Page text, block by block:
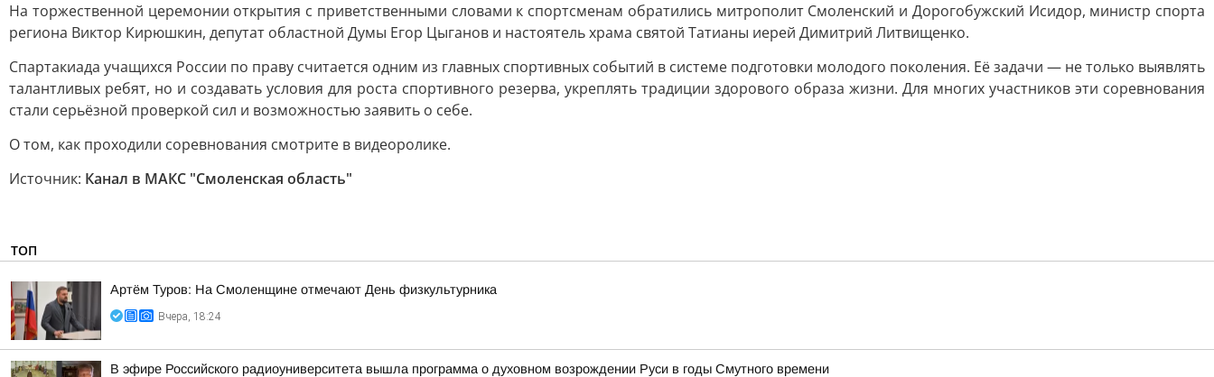
На торжественной церемонии открытия с приветственными словами к спортсменам обратились митрополит Смоленский и Дорогобужский Исидор, министр спорта
региона Виктор Кирюшкин, депутат областной Думы Егор Цыганов и настоятель храма святой Татианы иерей Димитрий Литвищенко.
Спартакиада учащихся России по праву считается одним из главных спортивных событий в системе подготовки молодого поколения. Её задачи — не только выявлять
талантливых ребят, но и создавать условия для роста спортивного резерва, укреплять традиции здорового образа жизни. Для многих участников эти соревнования
стали серьёзной проверкой сил и возможностью заявить о себе.
О том, как проходили соревнования смотрите в видеоролике.
Источник: Канал в МАКС "Смоленская область"
ТОП
Артём Туров: На Смоленщине отмечают День физкультурника
Вчера, 18:24
В эфире Российского радиоуниверситета вышла программа о духовном возрождении Руси в годы Смутного времени